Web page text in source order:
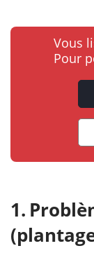
Vous
Pour